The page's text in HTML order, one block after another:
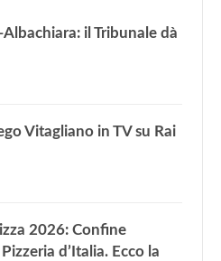
il Tribunale dà
Vitagliano in TV su Rai
2026: Confine
d’Italia. Ecco la